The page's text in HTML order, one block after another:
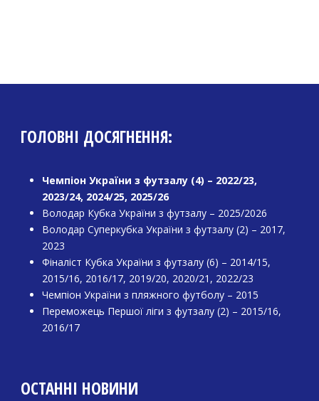
ГОЛОВНІ ДОСЯГНЕННЯ:
Чемпіон України з футзалу (4) – 2022/23,
2023/24, 2024/25, 2025/26
Володар Кубка України з футзалу – 2025/2026
Володар Суперкубка України з футзалу (2) – 2017,
2023
Фіналіст Кубка України з футзалу (6) – 2014/15,
2015/16, 2016/17, 2019/20, 2020/21, 2022/23
Чемпіон України з пляжного футболу – 2015
Переможець Першої ліги з футзалу (2) – 2015/16,
2016/17
ОСТАННІ НОВИНИ